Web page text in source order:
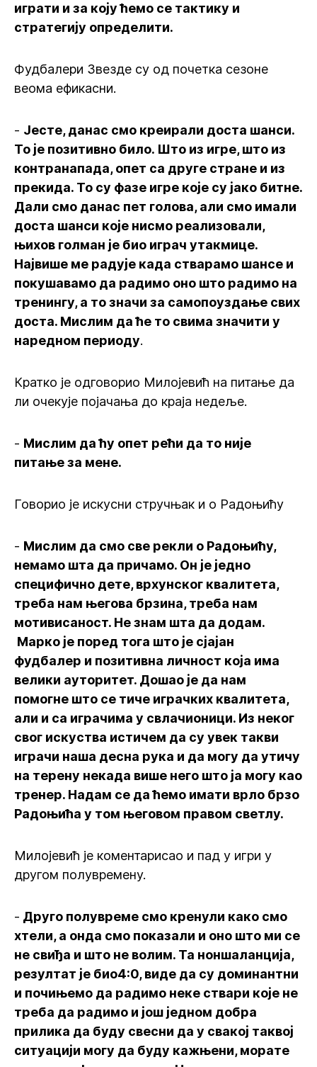
играти и за коју ћемо се тактику и
стратегију определити.
Фудбалери Звезде су од почетка сезоне
веома ефикасни.
- Јесте, данас смо креирали доста шанси.
То је позитивно било. Што из игре, што из
контранапада, опет са друге стране и из
прекида. То су фазе игре које су јако битне.
Дали смо данас пет голова, али смо имали
доста шанси које нисмо реализовали,
њихов голман је био играч утакмице.
Највише ме радује када стварамо шансе и
покушавамо да радимо оно што радимо на
тренингу, а то значи за самопоуздање свих
доста. Мислим да ће то свима значити у
наредном периоду.
Кратко је одговорио Милојевић на питање да
ли очекује појачања до краја недеље.
- Мислим да ћу опет рећи да то није
питање за мене.
Говорио је искусни стручњак и о Радоњићу
- Мислим да смо све рекли о Радоњићу,
немамо шта да причамо. Он је једно
специфично дете, врхунског квалитета,
треба нам његова брзина, треба нам
мотивисаност. Не знам шта да додам.
Марко је поред тога што је сјајан
фудбалер и позитивна личност која има
велики ауторитет. Дошао је да нам
помогне што се тиче играчких квалитета,
али и са играчима у свлачионици. Из неког
свог искуства истичем да су увек такви
играчи наша десна рука и да могу да утичу
на терену некада више него што ја могу као
тренер. Надам се да ћемо имати врло брзо
Радоњића у том његовом правом светлу.
Милојевић је коментарисао и пад у игри у
другом полувремену.
- Друго полувреме смо кренули како смо
хтели, а онда смо показали и оно што ми се
не свиђа и што не волим. Та ноншаланција,
резултат је био4:0, виде да су доминантни
и почињемо да радимо неке ствари које не
треба да радимо и још једном добра
прилика да буду свесни да у свакој таквој
ситуацији могу да буду кажњени, морате